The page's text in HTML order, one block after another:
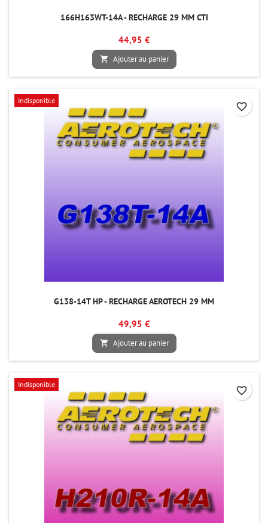
166H163WT-14A - RECHARGE 29 MM CTI
44,95 €
 Ajouter au panier
Indisponible
G138-14T HP - RECHARGE AEROTECH 29 MM
49,95 €
 Ajouter au panier
favorite_border
Indisponible
favorite_border